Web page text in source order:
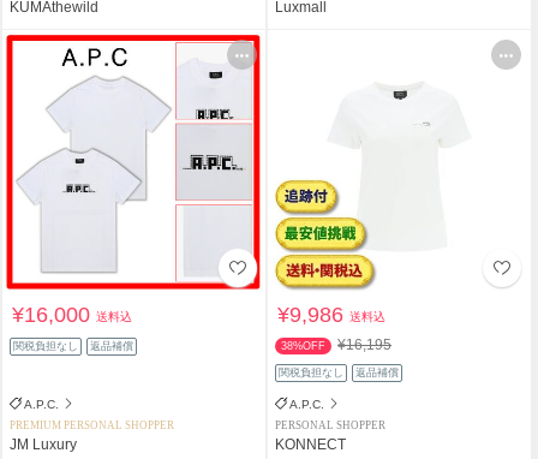
KUMAthewild Luxmall
¥16,000送料込
関税負担なし 返品補償
A.P.C.
PREMIUM PERSONAL SHOPPER
JM Luxury
¥9,986送料込
38%OFF ¥16,195
関税負担なし 返品補償
A.P.C.
PERSONAL SHOPPER
KONNECT